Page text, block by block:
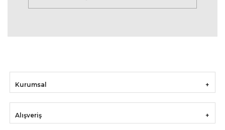
Kurumsal
Alışveriş